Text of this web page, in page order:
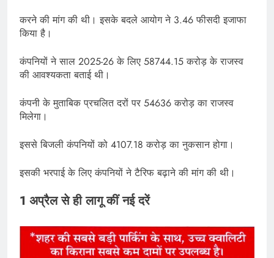
करने की मांग की थी। इसके बदले आयोग ने 3.46 फीसदी इजाफा
किया है।
कंपनियों ने साल 2025-26 के लिए 58744.15 करोड़ के राजस्व
की आवश्यकता बताई थी।
कंपनी के मुताबिक प्रचलित दरों पर 54636 करोड़ का राजस्व
मिलेगा।
इससे बिजली कंपनियों को 4107.18 करोड़ का नुकसान होगा।
इसकी भरपाई के लिए कंपनियों ने टैरिफ बढ़ाने की मांग की थी।
1 अप्रैल से ही लागू कीं नई दरें